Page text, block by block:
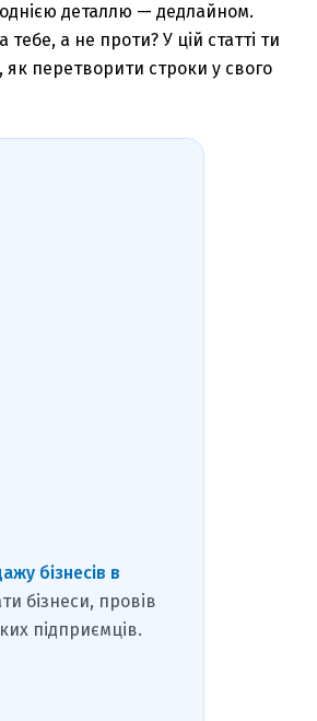
однією деталлю — дедлайном.
а не проти? У цій статті ти
як перетворити строки у свого
бізнесів в
бізнеси, провів
підприємців.